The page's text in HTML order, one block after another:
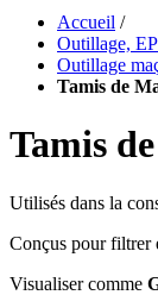
Accueil /
Outillage,
Outillage
Tamis de
Tamis
Utilisés dans la
Conçus pour filtrer
Visualiser comme